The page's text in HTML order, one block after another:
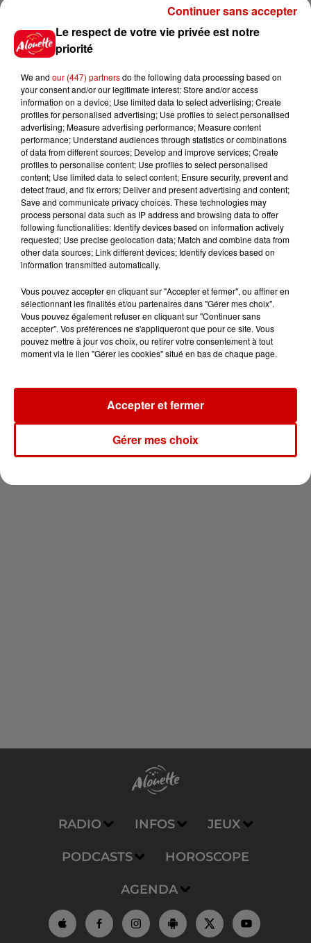
Gagnez vos places pour le
Festival du Roi Arthur 2026 !
Gagnez vos entrées pour le
Musée du Sport Automobile au
Mans !
Alouette vous invite à
Futuroscope Xperiences !
Le Duel - Gagnez votre balade
en jet ski !
Newsletter
RADIO INFOS JEUX
PODCASTS HOROSCOPE
AGENDA
Le respect de votre vie privée est notre
priorité
We and our (447) partnersdo the following data processing based on
your consent and/or our legitimate interest: Store and/or access
information on a device; Use limited data to select advertising; Create
profiles for personalised advertising; Use profiles to select personalised
advertising; Measure advertising performance; Measure content
performance; Understand audiences through statistics or combinations
of data from different sources; Develop and improve services; Create
profiles to personalise content; Use profiles to select personalised
content; Use limited data to select content; Ensure security, prevent and
detect fraud, and fix errors; Deliver and present advertising and content;
Save and communicate privacy choices. These technologies may
process personal data such as IP address and browsing data to offer
following functionalities: Identify devices based on information actively
requested; Use precise geolocation data; Match and combine data from
other data sources; Link different devices; Identify devices based on
information transmitted automatically.
Vous pouvez accepter en cliquant sur "Accepter et fermer", ou affiner en
sélectionnant les finalités et/ou partenaires dans "Gérer mes choix".
Vous pouvez également refuser en cliquant sur "Continuer sans
accepter". Vos préférences ne s'appliqueront que pour ce site. Vous
pouvez mettre à jour vos choix, ou retirer votre consentement à tout
moment via le lien "Gérer les cookies" situé en bas de chaque page.
Gérer mes choix
Accepter et fermer
Continuer sans accepter